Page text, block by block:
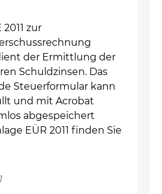
zur
der Ermittlung der
Schuldzinsen. Das
Steuerformular kann
und mit Acrobat
abgespeichert
EÜR 2011 finden Sie